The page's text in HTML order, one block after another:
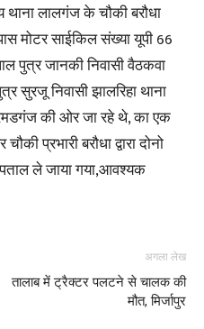
लालगंज के चौकी बरौधा
मोटर साईकिल संख्या यूपी 66
पुत्र जानकी निवासी वैठकवा
सुरजू निवासी झालरिहा थाना
की ओर जा रहे थे, का एक
प्रभारी बरौधा द्वारा दोनो
ले जाया गया,आवश्यक
अगला लेख
तालाब में ट्रैक्टर पलटने से चालक की
मौत, मिर्जापुर